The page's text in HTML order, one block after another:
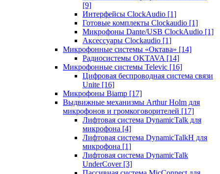
[9]
Интерфейсы ClockAudio [1]
Готовые комплекты Clockaudio [1]
Микрофоны Dante/USB ClockAudio [1]
Аксессуары Clockaudio [1]
Микрофонные системы «Октава» [14]
Радиосистемы OKTAVA [14]
Микрофонные системы Televic [16]
Цифровая беспроводная система связи
Unite [16]
Микрофоны Biamp [17]
Выдвижные механизмы Arthur Holm для
микрофонов и громкоговорителей [17]
Лифтовая система DynamicTalk для
микрофона [4]
Лифтовая система DynamicTalkH для
микрофона [1]
Лифтовая система DynamicTalk
UnderCover [3]